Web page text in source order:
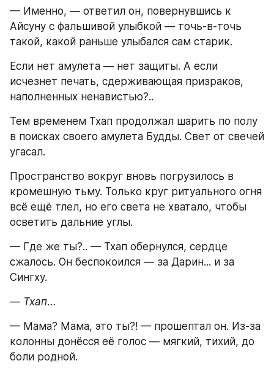
— Именно, — ответил он, повернувшись к
Айсуну с фальшивой улыбкой — точь-в-точь
такой, какой раньше улыбался сам старик.
Если нет амулета — нет защиты. А если
исчезнет печать, сдерживающая призраков,
наполненных ненавистью?..
Тем временем Тхап продолжал шарить по полу
в поисках своего амулета Будды. Свет от свечей
угасал.
Пространство вокруг вновь погрузилось в
кромешную тьму. Только круг ритуального огня
всё ещё тлел, но его света не хватало, чтобы
осветить дальние углы.
— Где же ты?.. — Тхап обернулся, сердце
сжалось. Он беспокоился — за Дарин... и за
Сингху.
— Тхап…
— Мама? Мама, это ты?! — прошептал он. Из-за
колонны донёсся её голос — мягкий, тихий, до
боли родной.